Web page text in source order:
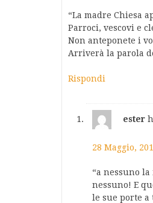
“La madre Chiesa
Parroci, vescovi e
Non anteponete i
Arriverà la parola
Rispondi
ester
28 Maggio,
“a nessuno
nessuno! E
le sue porte a